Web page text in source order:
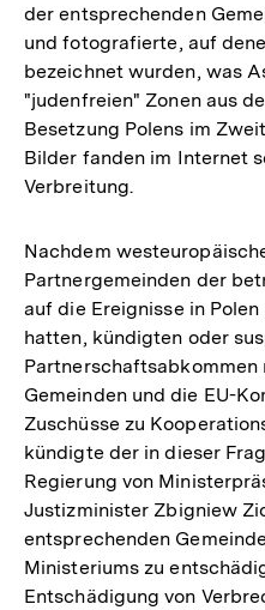
der entsprechenden
und fotografierte, auf
bezeichnet wurden, was
"judenfreien" Zonen aus
Besetzung Polens im
Bilder fanden im Internet
Verbreitung.
Nachdem
Partnergemeinden der
auf die Ereignisse in
hatten, kündigten oder
Partnerschaftsabkommen
Gemeinden und die EU-
Zuschüsse zu
kündigte der in dieser
Regierung von
Justizminister Zbigniew
entsprechenden
Ministeriums zu
Entschädigung von